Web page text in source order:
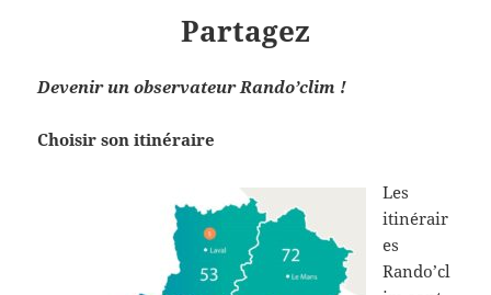
Partagez
Devenir un observateur Rando’clim !
Choisir son itinéraire
Les
itinérair
es
Rando’cl